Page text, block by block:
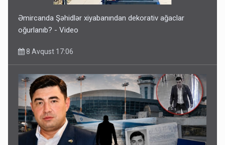
Əmircanda Şəhidlər xiyabanından dekorativ ağaclar
oğurlanıb? - Video
8 Avqust 17:06